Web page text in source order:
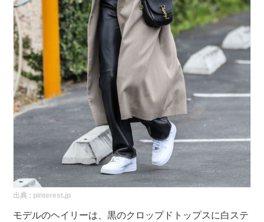
出典 : pinterest.jp
モデルのヘイリーは、黒のクロップドトップスに白ステ